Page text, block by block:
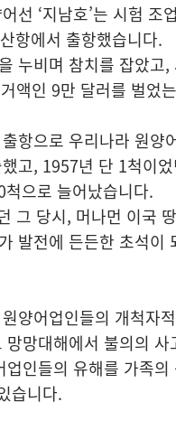
선 ‘지남호’는 시험 조
항에서 출항했습니다.
누비며 참치를 잡았고,
액인 9만 달러를 벌었
항으로 우리나라 원양
고, 1957년 단 1척이
으로 늘어났습니다.
그 당시, 머나먼 이국
발전에 든든한 초석이
양어업인들의 개척자
망대해에서 불의의 사
인들의 유해를 가족의
습니다.